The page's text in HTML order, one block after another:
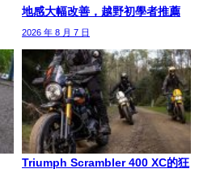
地感大幅改善，越野初學者推薦
2026 年 8 月 7 日
Triumph Scrambler 400 XC的狂